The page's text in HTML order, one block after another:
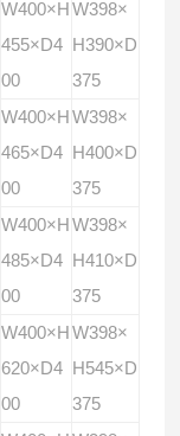
W400×H
455×D4
00
W398×
H390×D
375
W400×H
465×D4
00
W398×
H400×D
375
W400×H
485×D4
00
W398×
H410×D
375
W400×H
620×D4
00
W398×
H545×D
375